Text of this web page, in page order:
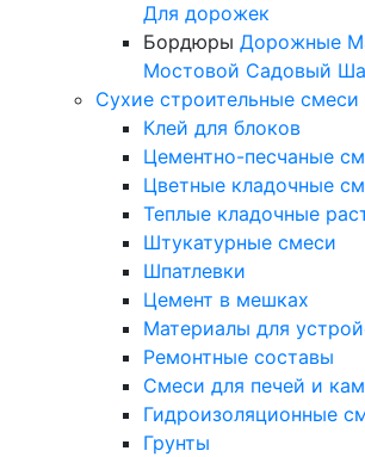
Для дорожек
Бордюры Дорожные
Мостовой Садовый
Сухие строительные смеси
Клей для блоков
Цементно-песчаные
Цветные кладочные
Теплые кладочные
Штукатурные смеси
Шпатлевки
Цемент в мешках
Материалы для
Ремонтные составы
Смеси для печей и
Гидроизоляционные
Грунты